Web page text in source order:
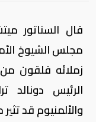
قال السناتور
مجلس الشيوخ
زملائه قلقون من
الرئيس دونالد
والألمنيوم قد